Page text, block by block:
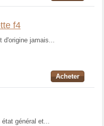
f4
d'origine jamais...
Acheter
général et...